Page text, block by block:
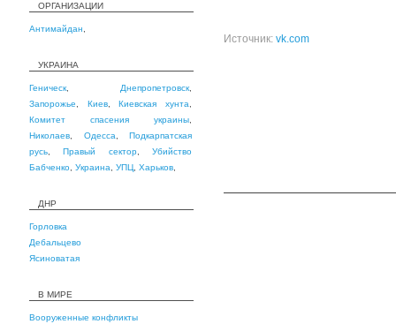
ОРГАНИЗАЦИИ
Антимайдан
УКРАИНА
Геническ Днепропетровск
Запорожье
Киев,Киевская хунта
Комитет спасения украины
Николаев
Одесса
Подкарпатская
русь ,Правый сектор,Убийство
Бабченко Украина УПЦ Харьков
ДНР
Горловка
Дебальцево
Ясиноватая
В МИРЕ
Вооруженные конфликты
Источник: vk.com